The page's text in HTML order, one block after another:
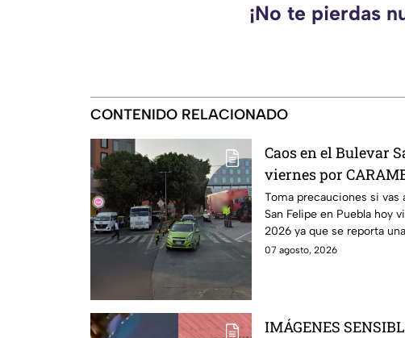
¡No te pierdas
CONTENIDO RELACIONADO
Caos en el Bulevar
viernes por
refresqueros
Toma precauciones si vas
San Felipe en Puebla hoy
2026 ya que se reporta
07 agosto, 2026
IMÁGENES